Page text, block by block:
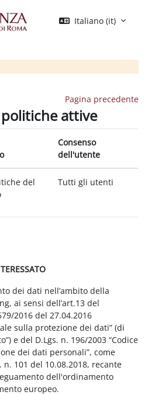
Italiano ‎(it)‎
Pagina precedente
attive
Consenso
dell'utente
del
Tutti gli utenti
dei dati nell’ambito della
ai sensi dell’art.13 del
2016 del 27.04.2016
sulla protezione dei dati” (di
e del D.Lgs. n. 196/2003 “Codice
dei dati personali”, come
n. 101 del 10.08.2018, recante
dell'ordinamento
europeo.